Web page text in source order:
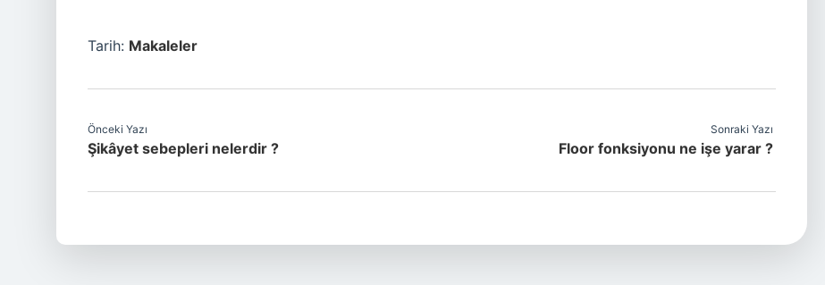
Tarih: Makaleler
Önceki Yazı
Şikâyet sebepleri nelerdir ?
Sonraki Yazı
Floor fonksiyonu ne işe yarar ?